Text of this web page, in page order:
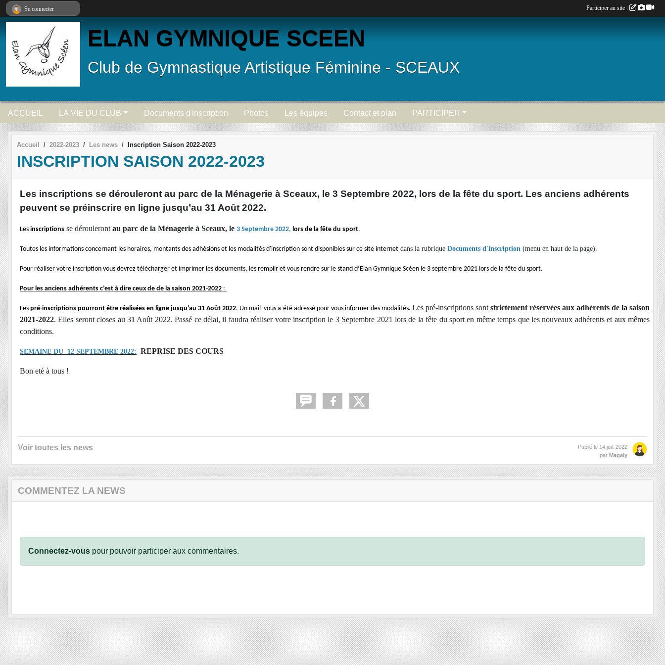
ELAN GYMNIQUE SCEEN
Club de Gymnastique Artistique Féminine - SCEAUX
ACCUEIL LA VIE DU CLUB Documents d'inscription Photos Les équipes Contact et plan PARTICIPER
Accueil 2022-2023 Les news Inscription Saison 2022-2023
INSCRIPTION SAISON 2022-2023
Les inscriptions se dérouleront au parc de la Ménagerie à Sceaux, le 3 Septembre 2022, lors de la fête du sport. Les anciens adhérents
peuvent se préinscrire en ligne jusqu’au 31 Août 2022.
Les inscriptions se dérouleront au parc de la Ménagerie à Sceaux, le 3 Septembre 2022, lors de la fête du sport.
Toutes les informations concernant les horaires, montants des adhésions et les modalités d'inscription sont disponibles sur ce site internet dans la rubrique Documents d'inscription (menu en haut de la page).
Pour réaliser votre inscription vous devrez télécharger et imprimer les documents, les remplir et vous rendre sur le stand d’Elan Gymnique Scéen le 3 septembre 2021 lors de la fête du sport.
Pour les anciens adhérents c’est à dire ceux de de la saison 2021-2022 :
Les pré-inscriptions pourront être réalisées en ligne jusqu’au 31 Août 2022. Un mail vous a été adressé pour vous informer des modalités. Les pré-inscriptions sont strictement réservées aux adhérents de la saison
2021-2022.Elles seront closes au 31 Août 2022. Passé ce délai, il faudra réaliser votre inscription le 3 Septembre 2021 lors de la fête du sport en même temps que les nouveaux adhérents et aux mêmes
conditions.
SEMAINE DU 12 SEPTEMBRE 2022: REPRISE DES COURS
Bon eté à tous !
Voir toutes les news Publié le 14 juil. 2022
par Magaly
COMMENTEZ LA NEWS
Connectez-vous pour pouvoir participer aux commentaires.
Se connecter Participer au site :
Panneau de gestion des cookies